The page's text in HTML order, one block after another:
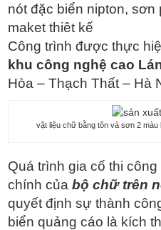
nót đặc biển nipton, sơn
maket thiêt kế
Công trình được thực
khu công nghệ cao
Hòa – Thạch Thất – Hà
vật liệu chữ bằng tôn và sơn 2
Quá trình gia cố thi
chính của bộ chữ trên
quyết định sự thành
biển quảng cáo là kích